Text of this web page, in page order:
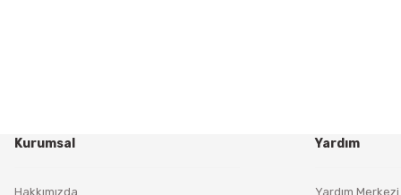
Kurumsal
Hakkımızda
Yardım
Yardım Merkezi